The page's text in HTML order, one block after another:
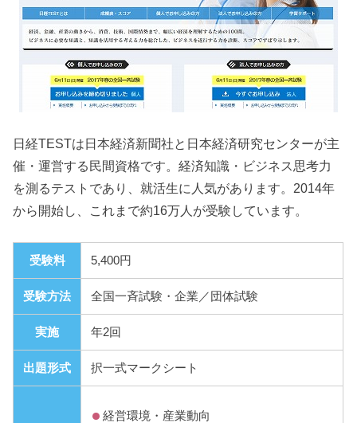
日経TESTは日本経済新聞社と日本経済研究センターが主
催・運営する民間資格です。経済知識・ビジネス思考力
を測るテストであり、就活生に人気があります。2014年
から開始し、これまで約16万人が受験しています。
受験料 5,400円
受験方法 全国一斉試験・企業／団体試験
実施 年2回
出題形式 択一式マークシート
経営環境・産業動向